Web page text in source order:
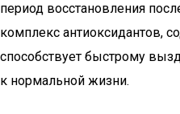
период восстановления
комплекс антиоксидантов,
способствует быстрому
к нормальной жизни.